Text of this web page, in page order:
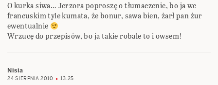
O kurka siwa… Jerzora poproszę o tłumaczenie, bo ja we
francuskim tyle kumata, że bonur, sawa bien, żarł pan żur
ewentualnie
Wrzucę do przepisów, bo ja takie robale to i owsem!
Nisia
24 SIERPNIA 2010 13:25